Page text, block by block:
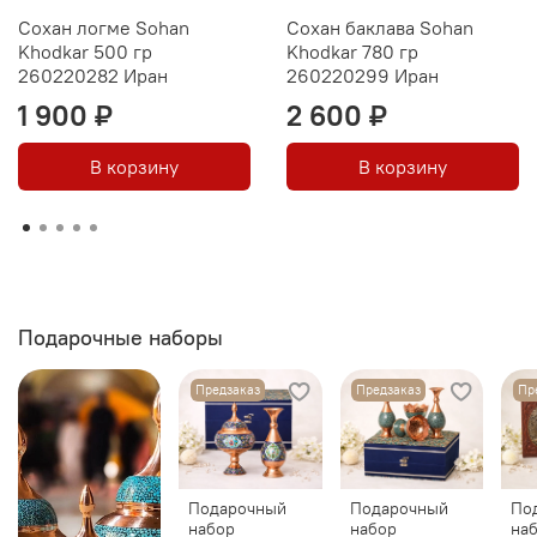
Сохан логме Sohan
Khodkar 500 гр
260220282 Иран
1 900 ₽
В корзину
Сохан баклава Sohan
Khodkar 780 гр
260220299 Иран
2 600 ₽
В корзину
Подарочные наборы
Предзаказ
Подарочный
набор
Предзаказ
Подарочный
набор